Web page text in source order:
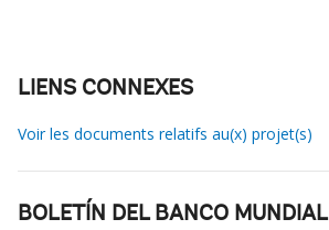
LIENS CONNEXES
Voir les documents relatifs au(x) projet(s)
BOLETÍN DEL BANCO MUNDIAL